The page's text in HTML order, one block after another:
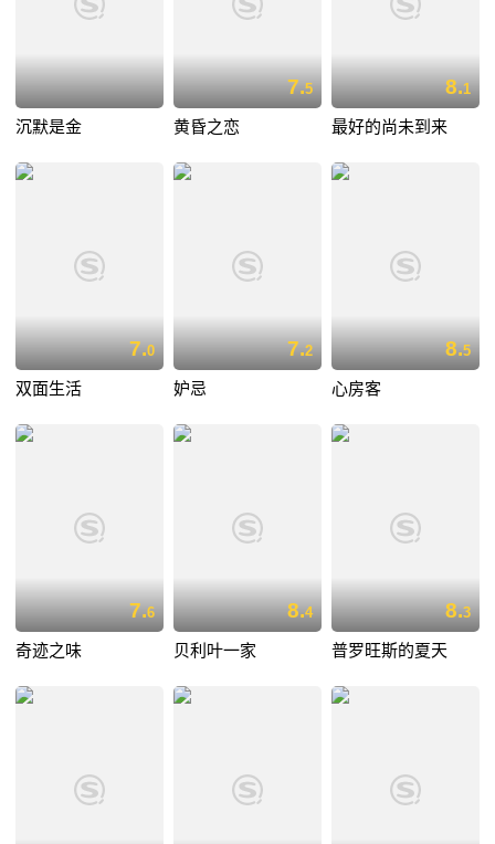
沉默是金
7.5
黄昏之恋
8.1
最好的尚未到来
7.0
双面生活
7.2
妒忌
8.5
心房客
7.6
奇迹之味
8.4
贝利叶一家
8.3
普罗旺斯的夏天